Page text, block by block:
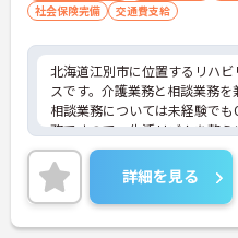
社会保険完備
交通費支給
北海道江別市に位置するリハ
スです。介護業務と相談業務を
相談業務については未経験でも
務ですので、生活リズムを整
務いただけます。
福利厚生が整っていますので
いただけます。
ご興味のある方は、お気軽に
い。
詳細を見る